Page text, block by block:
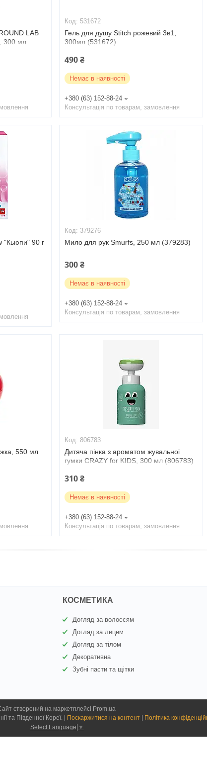
LAB
300 мл
531672
Гель для душу Stitch рожевий 3в1,
300мл (531672)
490 ₴
Немає в наявності
+380 (63) 152-88-24
Консультація по товарам, замовлення
"Кьюпи" 90 г
379276
Мило для рук Smurfs, 250 мл (379283)
300 ₴
Немає в наявності
+380 (63) 152-88-24
Консультація по товарам, замовлення
550 мл
806783
Дитяча пінка з ароматом жувальноі
гумки CRAZY for KIDS, 300 мл (806783)
310 ₴
Немає в наявності
+380 (63) 152-88-24
Консультація по товарам, замовлення
КОСМЕТИКА
Догляд за волоссям
Догляд за лицем
Догляд за тілом
Декоративна
Зубні пасти та щітки
створений на маркетплейсі Prom.ua
Поскаржитися на контент
Політика
Select Language ▼